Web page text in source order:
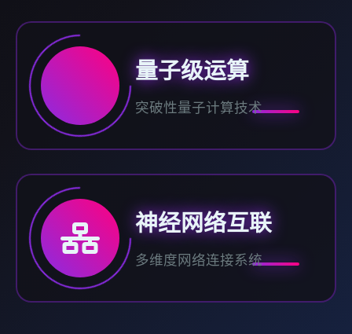
量子级运算
突破性量子计算技术
神经网络互联
多维度网络连接系统